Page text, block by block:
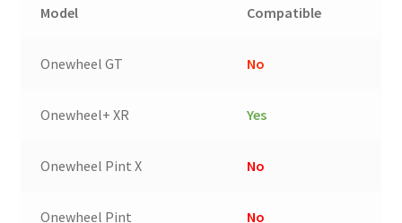
Model Compatible
Onewheel GT No
Onewheel+ XR Yes
Onewheel Pint X No
Onewheel Pint No